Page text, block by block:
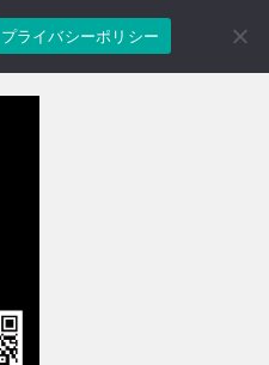
プライバシーポリシー